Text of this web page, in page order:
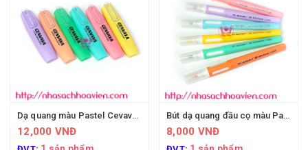
Dạ quang màu Pastel Cevava MINI-0506
12,000 VNĐ
Bút dạ quang đầu cọ màu Pastel H02601 - Guangbo
8,000 VNĐ